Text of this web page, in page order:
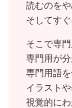
読むのをや
そしてす
そこで専
専門用が
専門用語
イラスト
視覚的に